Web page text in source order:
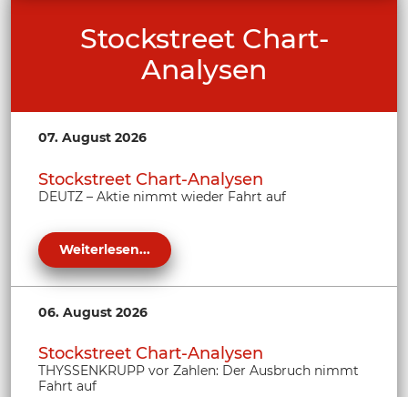
Stockstreet Chart-
Analysen
07. August 2026
Stockstreet Chart-Analysen
DEUTZ – Aktie nimmt wieder Fahrt auf
Weiterlesen...
06. August 2026
Stockstreet Chart-Analysen
THYSSENKRUPP vor Zahlen: Der Ausbruch nimmt
Fahrt auf